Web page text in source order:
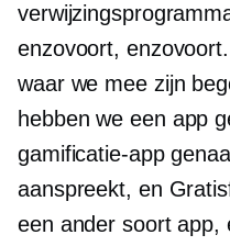
enzovoort,
waar we mee zijn
hebben we een app
gamificatie-app
aanspreekt, en
een ander soort app,